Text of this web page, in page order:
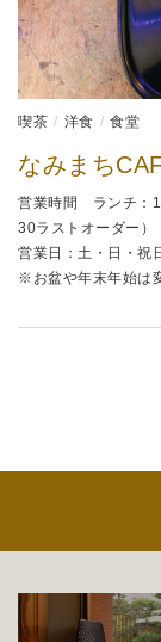
喫茶 洋食 食堂
なみまち
営業時間 ランチ：
30ラストオーダー）
営業日：土・日・祝
※お盆や年末年始は